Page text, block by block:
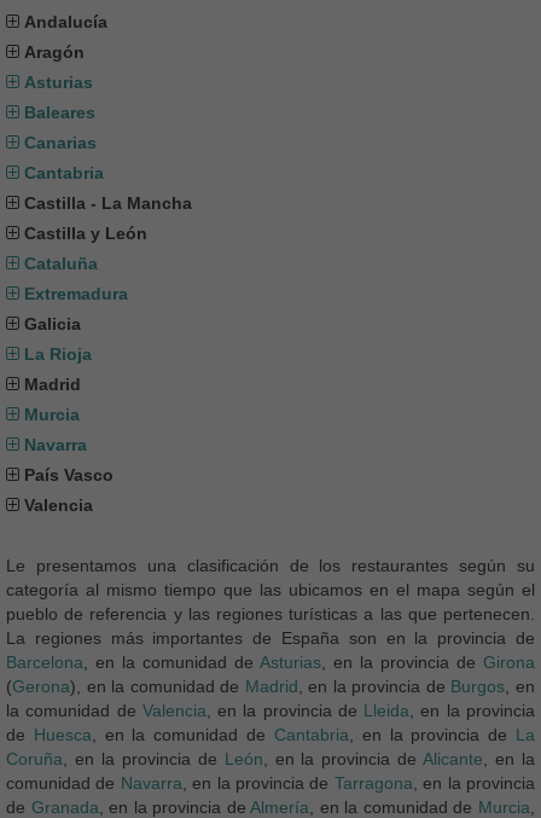
Andalucía
Aragón
Asturias
Baleares
Canarias
Cantabria
Castilla - La Mancha
Castilla y León
Cataluña
Extremadura
Galicia
La Rioja
Madrid
Murcia
Navarra
País Vasco
Valencia
Le presentamos una clasificación de los restaurantes según su
categoría al mismo tiempo que las ubicamos en el mapa según el
pueblo de referencia y las regiones turísticas a las que pertenecen.
La regiones más importantes de España son en la provincia de
Barcelona , en la comunidad de Asturias , en la provincia de Girona
(Gerona), en la comunidad de Madrid , en la provincia de Burgos , en
la comunidad de Valencia , en la provincia de Lleida , en la provincia
de Huesca , en la comunidad de Cantabria , en la provincia de La
Coruña , en la provincia de León , en la provincia deAlicante , en la
comunidad de Navarra , en la provincia de Tarragona , en la provincia
de Granada , en la provincia deAlmería , en la comunidad de Murcia